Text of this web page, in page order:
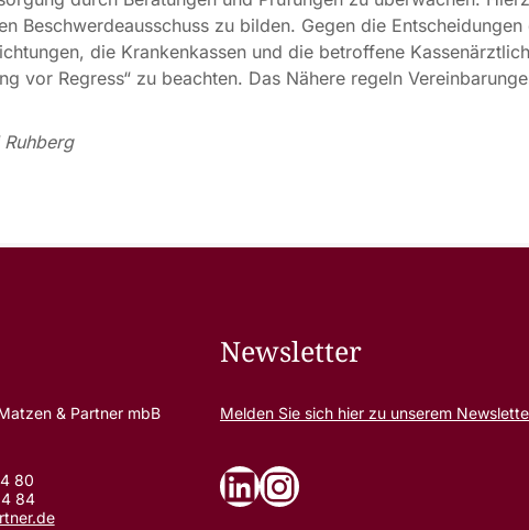
Beschwerdeausschuss zu bilden. Gegen die
die Krankenkassen und die betroffene
vor Regress“ zu beachten. Das Nähere regeln
& Partner mbB
80
84
Newsletter
Melden Sie sich hier zu unserem
LinkedIn
Instagram